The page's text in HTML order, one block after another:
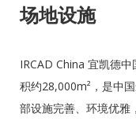
场地设施
IRCAD China 宜凯德
积约28,000m²，是中
部设施完善、环境优雅